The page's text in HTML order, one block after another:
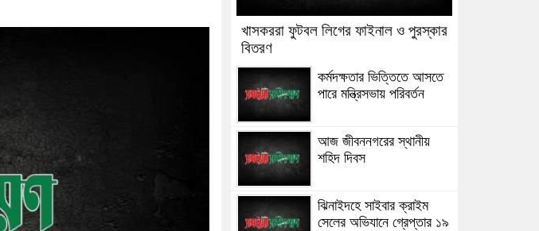
খাসকররা ফুটবল লিগের ফাইনাল ও পুরস্কার
বিতরণ
কর্মদক্ষতার ভিত্তিতে আসতে
পারে মন্ত্রিসভায় পরিবর্তন
আজ জীবননগরের স্থানীয়
শহিদ দিবস
ঝিনাইদহে সাইবার ক্রাইম
সেলের অভিযানে গ্রেপ্তার ১৯